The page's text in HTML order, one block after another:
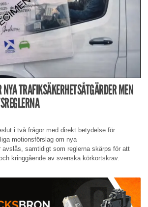
TRAFIKSÄKERHETSÅTGÄRDER MEN
i två frågor med direkt betydelse för
motionsförslag om nya
avslås, samtidigt som reglerna skärps för att
kringgående av svenska körkortskrav.